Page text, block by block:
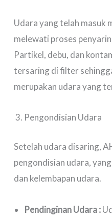
Udara yang telah masuk
melewati proses
Partikel, debu, dan
tersaring di filter
merupakan udara yang
Pengondisian Udara
Setelah udara disaring,
pengondisian udara,
dan kelembapan udara.
Pendinginan Udara :